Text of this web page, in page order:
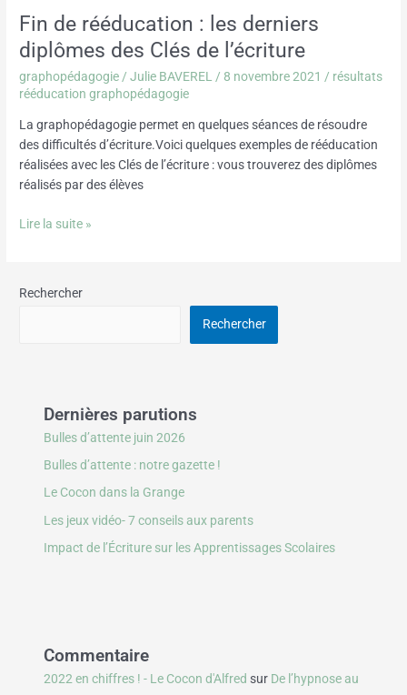
Fin de rééducation : les derniers
diplômes des Clés de l’écriture
graphopédagogie /Julie BAVEREL / 8 novembre 2021 / résultats
rééducation graphopédagogie
La graphopédagogie permet en quelques séances de résoudre
des difficultés d’écriture.Voici quelques exemples de rééducation
réalisées avec les Clés de l’écriture : vous trouverez des diplômes
réalisés par des élèves
Lire la suite »
Rechercher
Rechercher
Dernières parutions
Bulles d’attente juin 2026
Bulles d’attente : notre gazette !
Le Cocon dans la Grange
Les jeux vidéo- 7 conseils aux parents
Impact de l’Écriture sur les Apprentissages Scolaires
Commentaire
2022 en chiffres ! - Le Cocon d'Alfred sur De l’hypnose au